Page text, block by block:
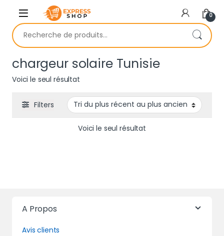
Skip to navigation
Skip to content
0
Recherche pour :
chargeur solaire Tunisie
Voici le seul résultat
Filters
Voici le seul résultat
A Propos
Avis clients